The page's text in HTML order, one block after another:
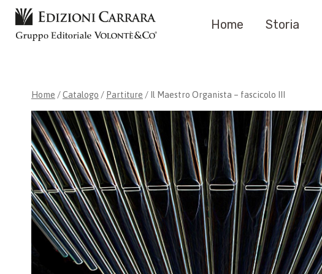
Salta
contenuto
Home Storia
Home /Catalogo / Partiture / Il Maestro Organista – fascicolo III